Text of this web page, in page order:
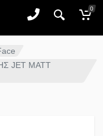
0
JET MATT